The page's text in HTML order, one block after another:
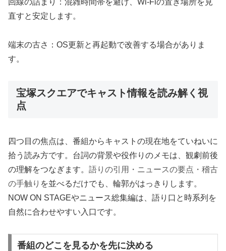
回線の詰まり：混雑時間帯を避け、Wi-Fiの置き場所を見
直すと安定します。
端末の古さ：OS更新と再起動で改善する場合がありま
す。
宝塚スクエアでキャスト情報を読み解く視
点
四つ目の焦点は、番組からキャストの現在地をていねいに
拾う読み方です。台詞の背景や役作りのメモは、観劇前後
の理解をつなぎます。 語りの引用・ニュースの要点・稽古
の手触り を並べるだけでも、輪郭がはっきりします。
NOW ON STAGEやニュース総集編は、語り口と時系列を
自然に合わせやすい入口です。
番組のどこを見るかを先に決める